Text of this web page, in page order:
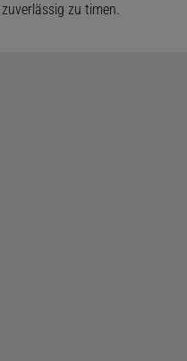
zu timen.